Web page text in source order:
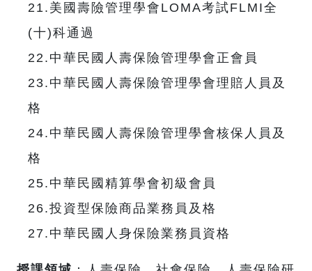
21.美國壽險管理學會LOMA考試FLMI全
(十)科通過
22.中華民國人壽保險管理學會正會員
23.中華民國人壽保險管理學會理賠人員及
格
24.中華民國人壽保險管理學會核保人員及
格
25.中華民國精算學會初級會員
26.投資型保險商品業務員及格
27.中華民國人身保險業務員資格